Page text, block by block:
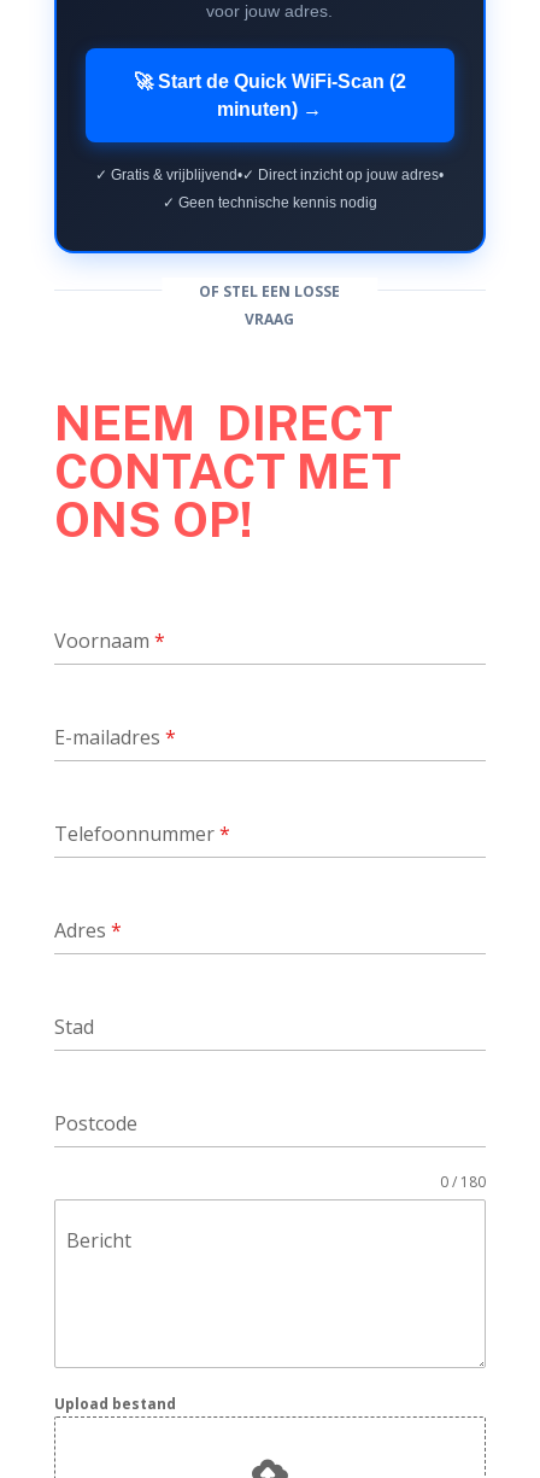
voor jouw adres.
🚀 Start de Quick WiFi-Scan (2
minuten) →
✓ Gratis & vrijblijvend•✓ Direct inzicht op jouw adres•
✓ Geen technische kennis nodig
OF STEL EEN LOSSE
VRAAG
NEEM DIRECT
CONTACT MET
ONS OP!
Voornaam *
E-mailadres *
Telefoonnummer*
Adres *
Stad
Postcode
Bericht
0 / 180
Upload bestand